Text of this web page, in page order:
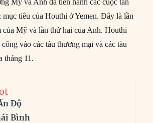
mục tiêu của Houthi ở Yemen. Đây là lần
của Mỹ và lần thứ hai của Anh. Houthi
vào các tàu thương mại và các tàu
tháng 11.
Độ
Bình